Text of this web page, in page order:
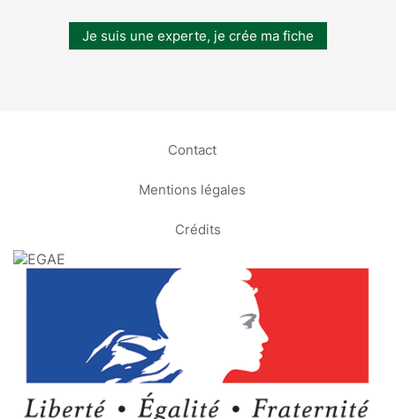
Je suis une experte, je crée ma fiche
Contact
Mentions légales
Crédits